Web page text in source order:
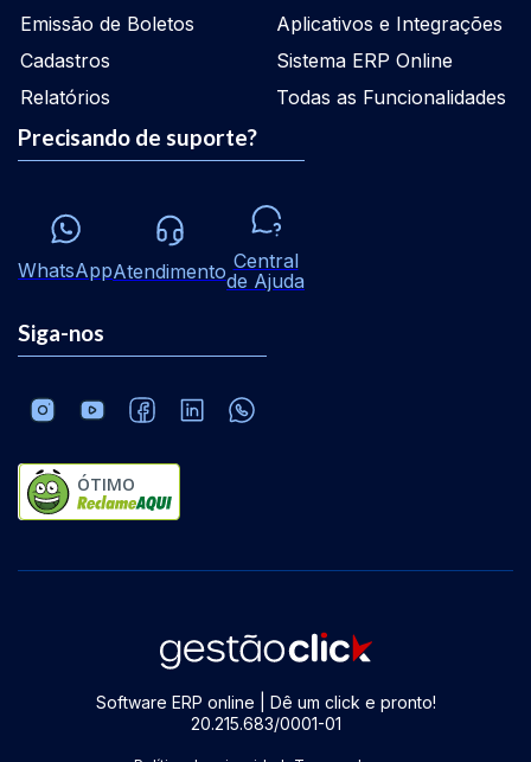
Emissão de Boletos
Cadastros
Relatórios
Aplicativos e Integrações
Sistema ERP Online
Todas as Funcionalidades
Precisando de suporte?
WhatsAppAtendimento Central
de Ajuda
Siga-nos
ÓTIMO
Software ERP online | Dê um click e pronto!
20.215.683/0001-01